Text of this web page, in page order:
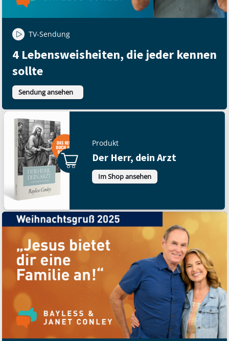
TV-Sendung
4 Lebensweisheiten, die jeder kennen
sollte
Sendung ansehen
Produkt
Der Herr, dein Arzt
Im Shop ansehen